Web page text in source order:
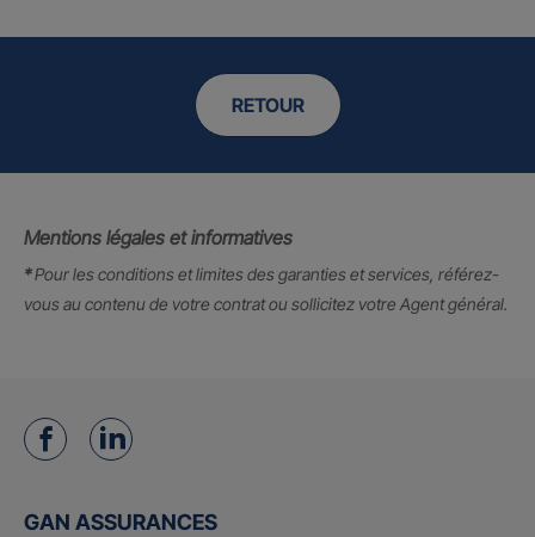
RETOUR
Mentions légales et informatives
*Pour les conditions et limites des garanties et services, référez-
vous au contenu de votre contrat ou sollicitez votre Agent général.
GAN ASSURANCES